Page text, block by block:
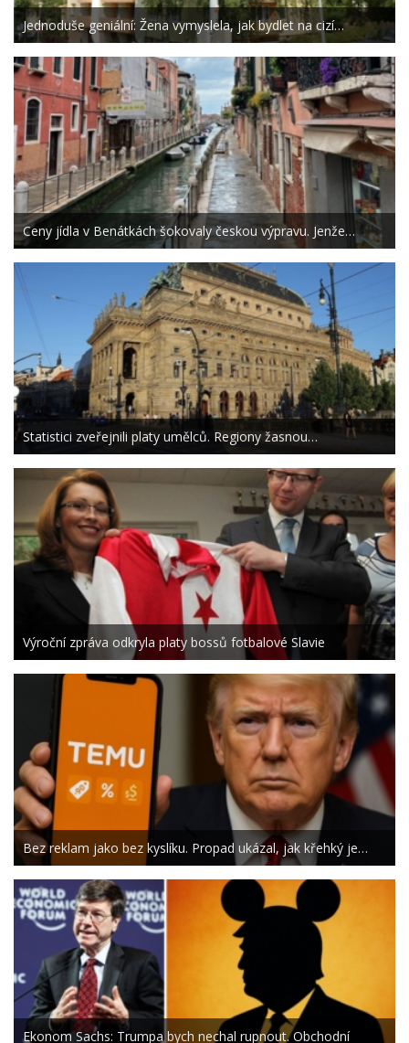
Jednoduše geniální: Žena vymyslela, jak bydlet na cizí…
Ceny jídla v Benátkách šokovaly českou výpravu. Jenže…
Statistici zveřejnili platy umělců. Regiony žasnou…
Výroční zpráva odkryla platy bossů fotbalové Slavie
Bez reklam jako bez kyslíku. Propad ukázal, jak křehký je…
Ekonom Sachs: Trumpa bych nechal rupnout. Obchodní